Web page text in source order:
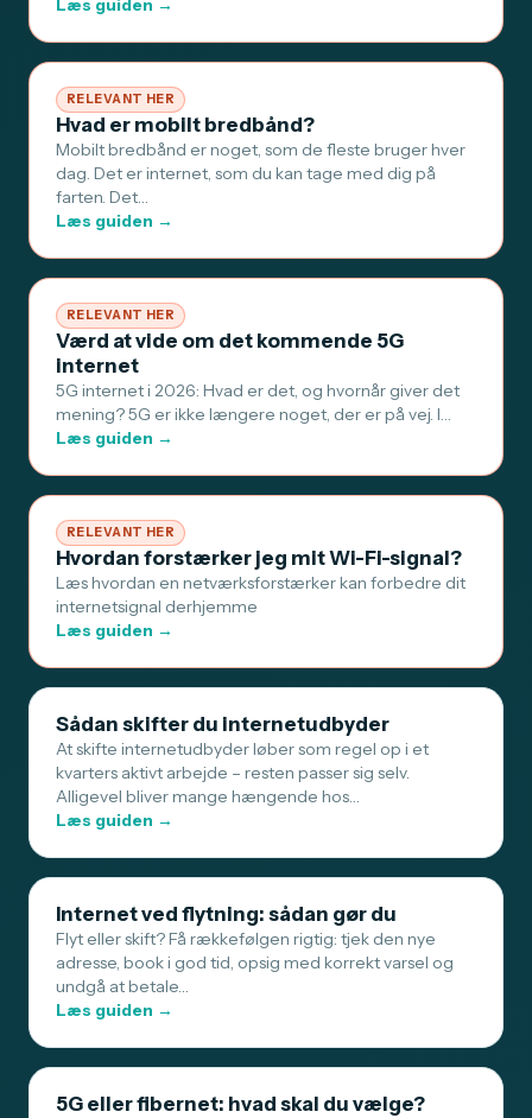
Læs guiden →
RELEVANT HER
Hvad er mobilt bredbånd?
Mobilt bredbånd er noget, som de fleste bruger hver
dag. Det er internet, som du kan tage med dig på
farten. Det…
Læs guiden →
RELEVANT HER
Værd at vide om det kommende 5G
internet
5G internet i 2026: Hvad er det, og hvornår giver det
mening? 5G er ikke længere noget, der er på vej. I…
Læs guiden →
RELEVANT HER
Hvordan forstærker jeg mit Wi-Fi-signal?
Læs hvordan en netværksforstærker kan forbedre dit
internetsignal derhjemme
Læs guiden →
Sådan skifter du internetudbyder
At skifte internetudbyder løber som regel op i et
kvarters aktivt arbejde – resten passer sig selv.
Alligevel bliver mange hængende hos…
Læs guiden →
Internet ved flytning: sådan gør du
Flyt eller skift? Få rækkefølgen rigtig: tjek den nye
adresse, book i god tid, opsig med korrekt varsel og
undgå at betale…
Læs guiden →
5G eller fibernet: hvad skal du vælge?